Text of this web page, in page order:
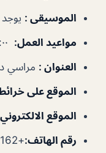
الموسيقى :
مواعيد العمل:
العنوان : مراسي
الموقع على
الموقع الالكتروني
رقم الهاتف:
+971586046162